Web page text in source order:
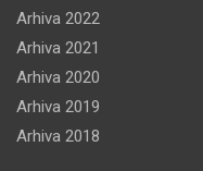
Arhiva 2022
Arhiva 2021
Arhiva 2020
Arhiva 2019
Arhiva 2018